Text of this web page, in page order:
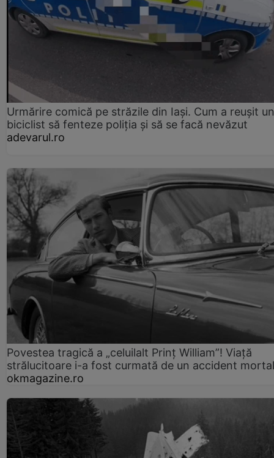
Urmărire comică pe străzile din Iași. Cum a reușit un
biciclist să fenteze poliția și să se facă nevăzut
adevarul.ro
Povestea tragică a „celuilalt Prinț William”! Viață
strălucitoare i-a fost curmată de un accident mortal
okmagazine.ro